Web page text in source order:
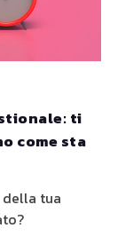
ti
come sta
tua